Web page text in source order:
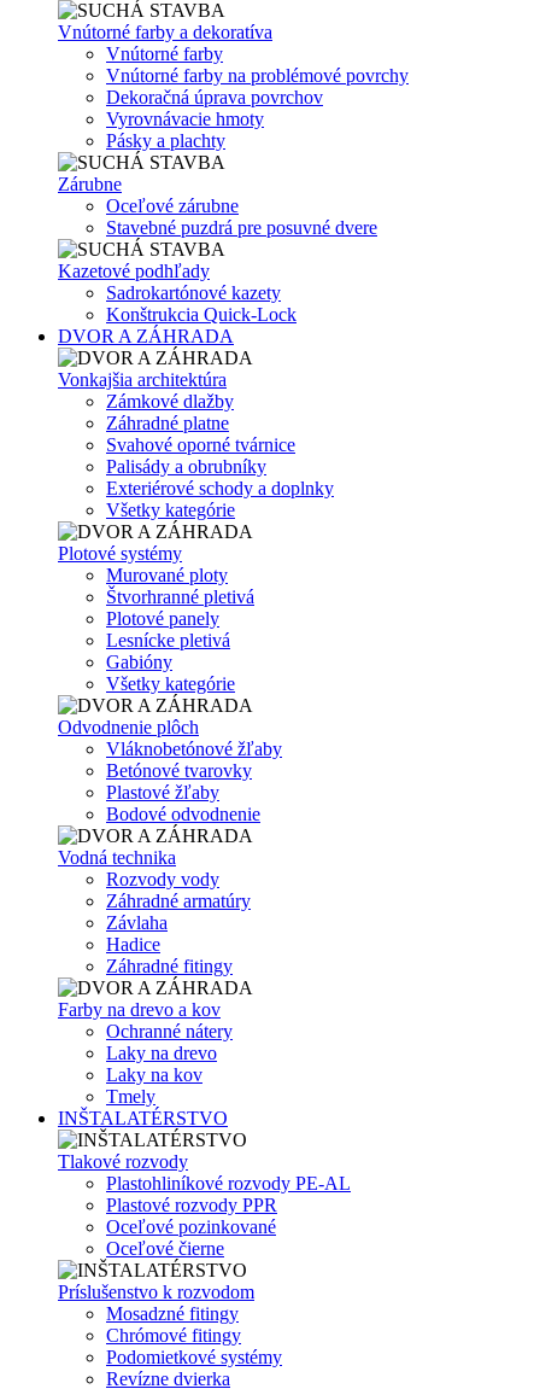
Vnútorné farby a dekoratíva
Vnútorné farby
Vnútorné farby na problémové povrchy
Dekoračná úprava povrchov
Vyrovnávacie hmoty
Pásky a plachty
Zárubne
Oceľové zárubne
Stavebné puzdrá pre posuvné dvere
Kazetové podhľady
Sadrokartónové kazety
Konštrukcia Quick-Lock
DVOR A ZÁHRADA
Vonkajšia architektúra
Zámkové dlažby
Záhradné platne
Svahové oporné tvárnice
Palisády a obrubníky
Exteriérové schody a doplnky
Všetky kategórie
Plotové systémy
Murované ploty
Štvorhranné pletivá
Plotové panely
Lesnícke pletivá
Gabióny
Všetky kategórie
Odvodnenie plôch
Vláknobetónové žľaby
Betónové tvarovky
Plastové žľaby
Bodové odvodnenie
Vodná technika
Rozvody vody
Záhradné armatúry
Závlaha
Hadice
Záhradné fitingy
Farby na drevo a kov
Ochranné nátery
Laky na drevo
Laky na kov
Tmely
INŠTALATÉRSTVO
Tlakové rozvody
Plastohliníkové rozvody PE-AL
Plastové rozvody PPR
Oceľové pozinkované
Oceľové čierne
Príslušenstvo k rozvodom
Mosadzné fitingy
Chrómové fitingy
Podomietkové systémy
Revízne dvierka